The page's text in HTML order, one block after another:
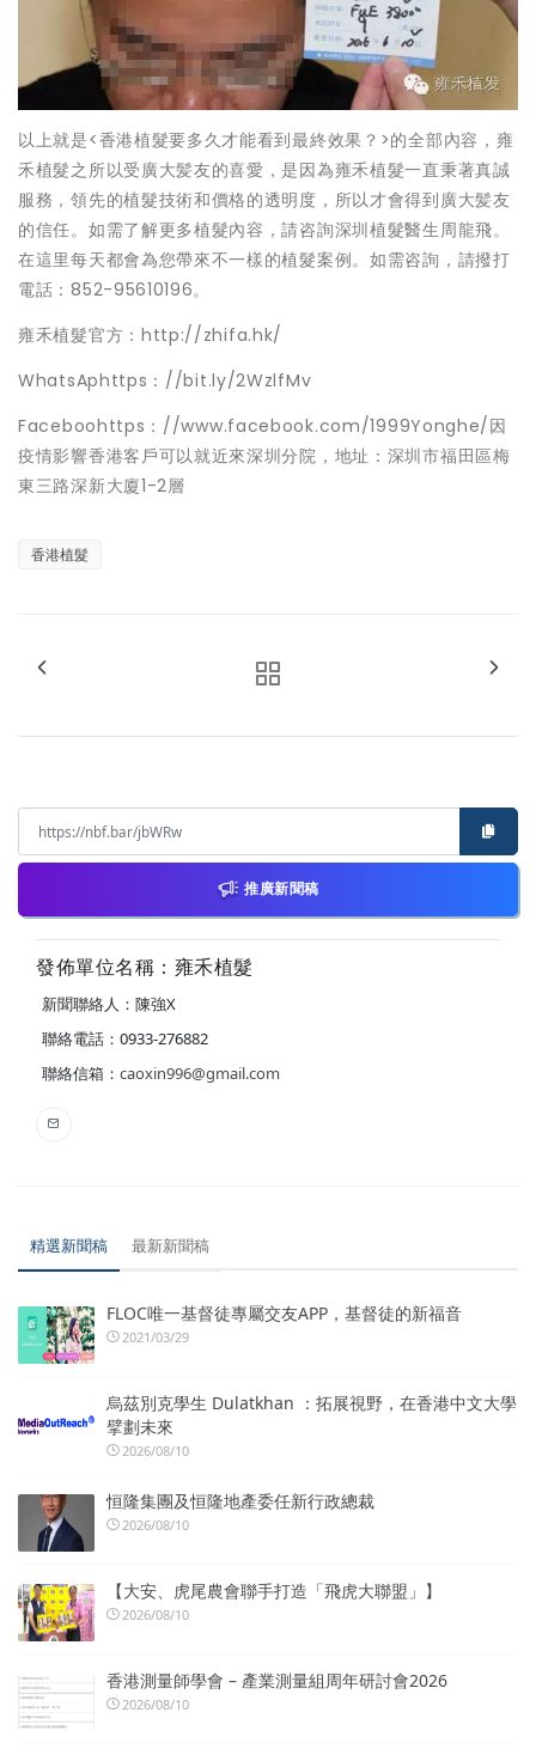
以上就是<香港植髮要多久才能看到最終效果？>的全部內容，雍
禾植髮之所以受廣大髪友的喜愛，是因為雍禾植髮一直秉著真誠
服務，領先的植髮技術和價格的透明度，所以才會得到廣大髪友
的信任。如需了解更多植髮內容，請咨詢深圳植髮醫生周龍飛。
在這里每天都會為您帶來不一樣的植髮案例。如需咨詢，請撥打
電話：852-95610196。
雍禾植髮官方：http://zhifa.hk/
WhatsAphttps：//bit.ly/2WzlfMv
Faceboohttps：//www.facebook.com/1999Yonghe/因
疫情影響香港客戶可以就近來深圳分院，地址：深圳市福田區梅
東三路深新大廈1-2層
香港植髮
推廣新聞稿
發佈單位名稱：雍禾植髮
新聞聯絡人：陳強X
聯絡電話：0933-276882
聯絡信箱： caoxin996@gmail.com
精選新聞稿 最新新聞稿
FLOC唯一基督徒專屬交友APP，基督徒的新福音
2021/03/29
烏茲別克學生 Dulatkhan ：拓展視野，在香港中文大學
擘劃未來
2026/08/10
恒隆集團及恒隆地產委任新行政總裁
2026/08/10
【大安、虎尾農會聯手打造「飛虎大聯盟」】
2026/08/10
香港測量師學會 – 產業測量組周年研討會2026
2026/08/10